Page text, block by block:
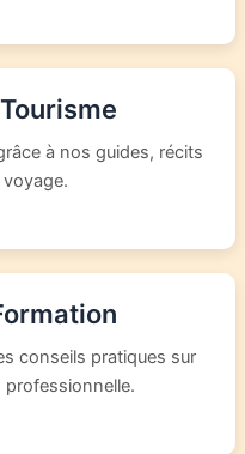
à nos guides, récits
conseils pratiques sur
professionnelle.